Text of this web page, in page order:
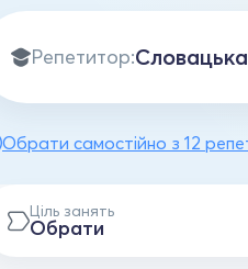
Репетитор:
Обрати самостійно з 12
Ціль занять
Обрати